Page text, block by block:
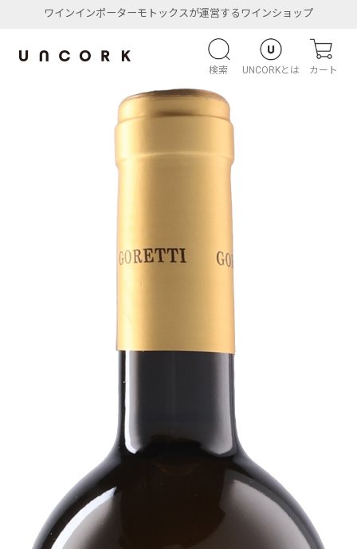
ワインインポーターモトックスが運営するワインショップ
検索 UNCORKとは カート